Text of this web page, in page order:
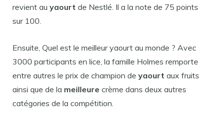
revient au yaourt de Nestlé. Il a la note de 75 points
sur 100.
Ensuite, Quel est le meilleur yaourt au monde ? Avec
3000 participants en lice, la famille Holmes remporte
entre autres le prix de champion de yaourt aux fruits
ainsi que de la meilleure crème dans deux autres
catégories de la compétition.